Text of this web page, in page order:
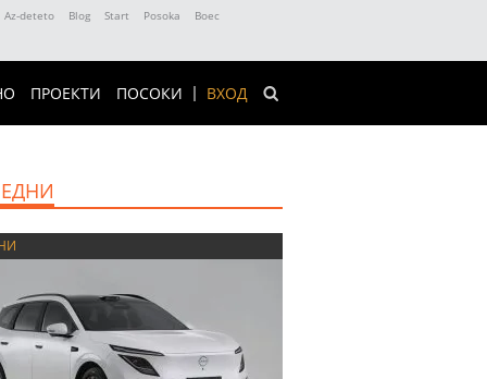
Az-deteto Blog Start Posoka
Boec
ВХОД
ПРОЕКТИ ПОСОКИ